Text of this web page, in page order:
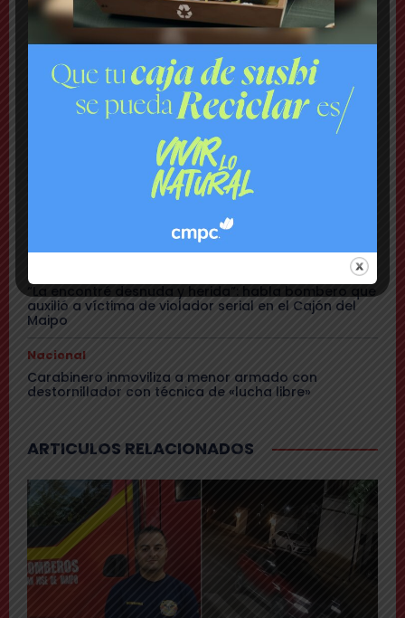
habían quedado sin batería en sus teléfonos
Nacional
Rechazan internación provisoria a menor que
amenazó con destornillador a compañeros de Liceo
y a carabineros
Gendarmería frustra a balazos rescate de 16 reos
que eran llevados a la cárcel de Puente Alto
Buscan intensamente a pareja desaparecida tras
salir a realizar trekking en el Cajón del Maipo
“La encontré desnuda y herida”: habla bombero que
auxilió a víctima de violador serial en el Cajón del
Maipo
Nacional
Carabinero inmoviliza a menor armado con
destornillador con técnica de «lucha libre»
ARTICULOS RELACIONADOS